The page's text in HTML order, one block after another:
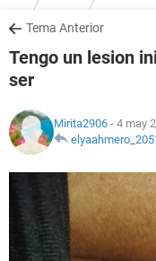
SALUD
FAMILIA
NUTRICIÓN
SEXUALIDAD
GLOSARIO
Tema Anterior
Tengo un lesion
ser
Mirita2906 - 4 may